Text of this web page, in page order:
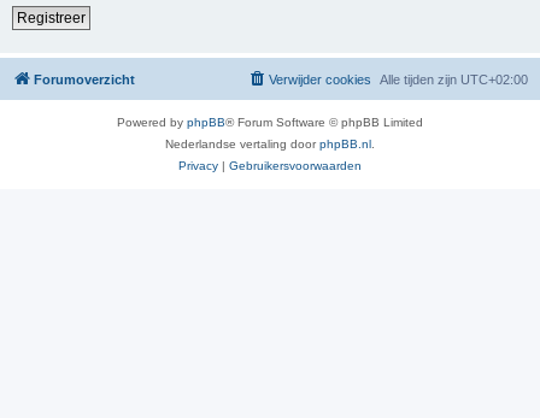
Registreer
Forumoverzicht Alle tijden zijn UTC+02:00
Verwijder cookies
Powered by phpBB® Forum Software © phpBB Limited
Nederlandse vertaling doorphpBB.nl
Privacy | Gebruikersvoorwaarden